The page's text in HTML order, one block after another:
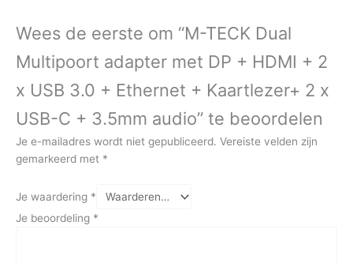
Wees de eerste om “M-TECK Dual
Multipoort adapter met DP + HDMI + 2
x USB 3.0 + Ethernet + Kaartlezer+ 2 x
USB-C + 3.5mm audio” te beoordelen
Je e-mailadres wordt niet gepubliceerd. Vereiste velden zijn
gemarkeerd met *
Je waardering *
Je beoordeling *